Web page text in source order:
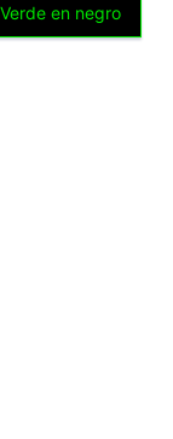
Verde en negro